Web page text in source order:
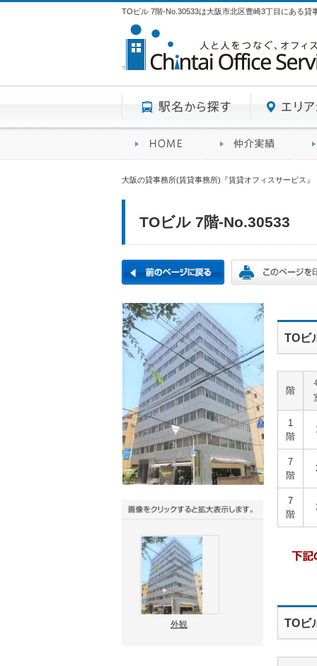
TOビル 7階-No.30533は大阪市北区豊崎3丁目にある貸
大阪の貸事務所(賃貸事務所)『賃貸オフィスサービス』
TOビル 7階-No.30533
外観
TOビ
階
1
階
7
階
7
階
TOビ